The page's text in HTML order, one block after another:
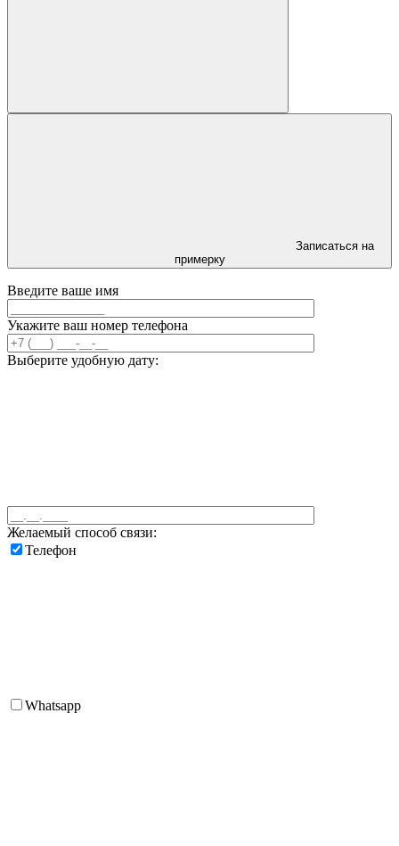
Записаться на
примерку
Введите ваше имя
Укажите ваш номер телефона
Выберите удобную дату:
Желаемый способ связи:
Телефон
Whatsapp